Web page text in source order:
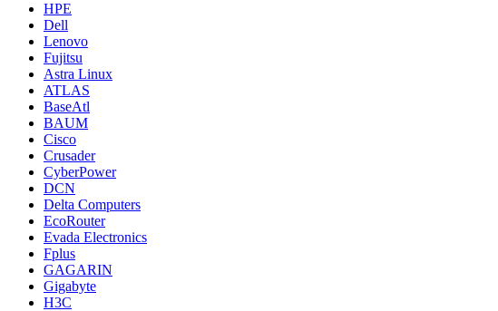
HPE
Dell
Lenovo
Fujitsu
Astra Linux
ATLAS
BaseAtl
BAUM
Cisco
Crusader
CyberPower
DCN
Delta Computers
EcoRouter
Evada Electronics
Fplus
GAGARIN
Gigabyte
H3C